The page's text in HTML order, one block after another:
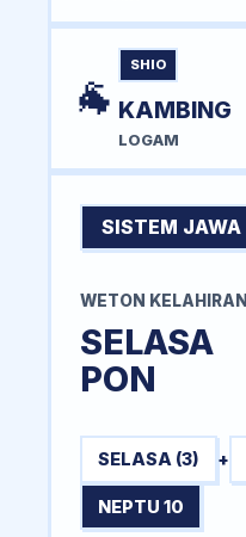
🐐
SHIO
KAMBING
LOGAM
SISTEM JAWA
WETON KELAHIRAN
SELASA
PON
SELASA (3) +
NEPTU 10